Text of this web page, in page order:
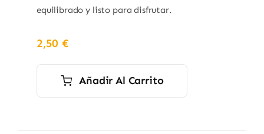
equilibrado y listo para disfrutar.
2,50€
Añadir Al Carrito